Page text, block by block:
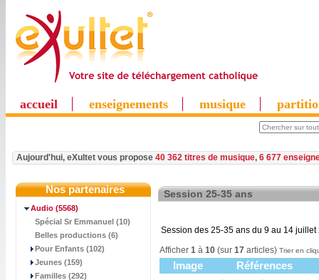
accueil enseignements musique
Aujourd'hui, eXultet vous propose 40 362 titres de musique, 6 677
Nos partenaires
Audio (5568)
Spécial Sr Emmanuel (10)
Belles productions (6)
Pour Enfants (102)
Jeunes (159)
Familles (292)
Session 25-35 ans
Session des 25-35 ans du 9 au 14
Afficher 1 à 10 (sur 17 articles) Trier en
Image Références